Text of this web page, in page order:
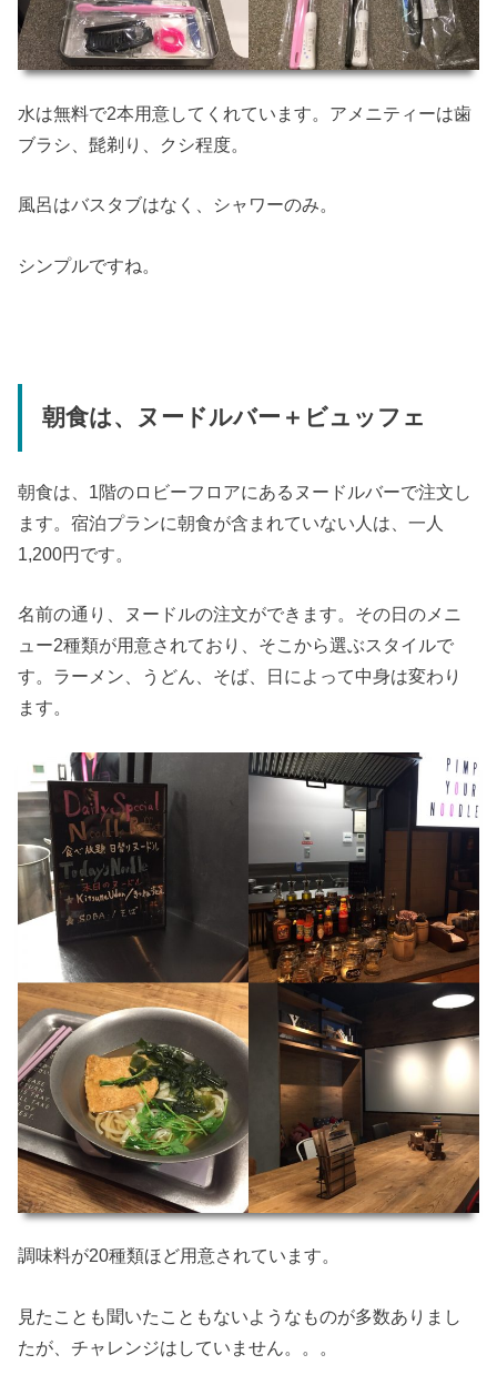
水は無料で2本用意してくれています。アメニティーは歯
ブラシ、髭剃り、クシ程度。
風呂はバスタブはなく、シャワーのみ。
シンプルですね。
朝食は、ヌードルバー＋ビュッフェ
朝食は、1階のロビーフロアにあるヌードルバーで注文し
ます。宿泊プランに朝食が含まれていない人は、一人
1,200円です。
名前の通り、ヌードルの注文ができます。その日のメニ
ュー2種類が用意されており、そこから選ぶスタイルで
す。ラーメン、うどん、そば、日によって中身は変わり
ます。
調味料が20種類ほど用意されています。
見たことも聞いたこともないようなものが多数ありまし
たが、チャレンジはしていません。。。